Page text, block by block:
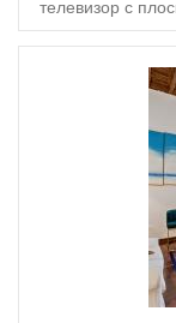
телевизор с